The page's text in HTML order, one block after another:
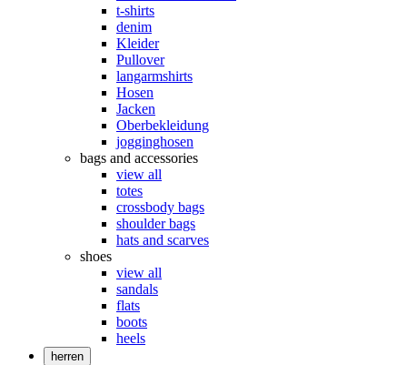
t-shirts
denim
Kleider
Pullover
langarmshirts
Hosen
Jacken
Oberbekleidung
jogginghosen
bags and accessories
view all
totes
crossbody bags
shoulder bags
hats and scarves
shoes
view all
sandals
flats
boots
heels
herren